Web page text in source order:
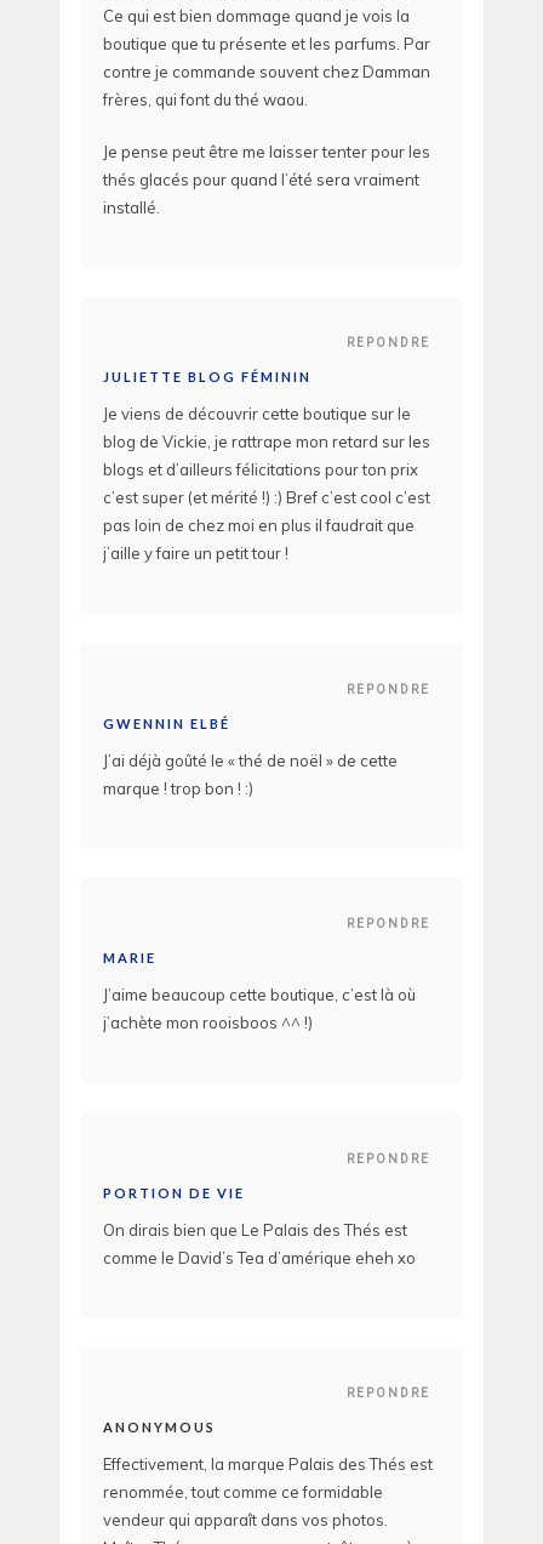
Ce qui est bien dommage quand je vois la
boutique que tu présente et les parfums. Par
contre je commande souvent chez Damman
frères, qui font du thé waou.
Je pense peut être me laisser tenter pour les
thés glacés pour quand l’été sera vraiment
installé.
REPONDRE
JULIETTE BLOG FÉMININ
Je viens de découvrir cette boutique sur le
blog de Vickie, je rattrape mon retard sur les
blogs et d’ailleurs félicitations pour ton prix
c’est super (et mérité !) :) Bref c’est cool c’est
pas loin de chez moi en plus il faudrait que
j’aille y faire un petit tour !
REPONDRE
GWENNIN ELBÉ
J’ai déjà goûté le « thé de noël » de cette
marque ! trop bon ! :)
REPONDRE
MARIE
J’aime beaucoup cette boutique, c’est là où
j’achète mon rooisboos ^^ !)
REPONDRE
PORTION DE VIE
On dirais bien que Le Palais des Thés est
comme le David’s Tea d’amérique eheh xo
REPONDRE
ANONYMOUS
Effectivement, la marque Palais des Thés est
renommée, tout comme ce formidable
vendeur qui apparaît dans vos photos.